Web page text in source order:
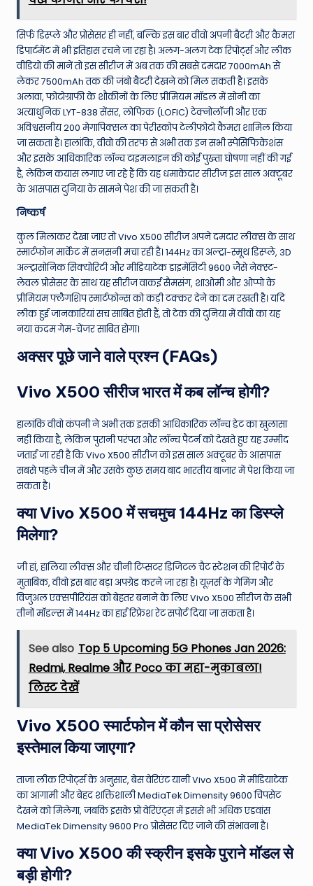
सिर्फ डिस्प्ले और प्रोसेसर ही नहीं, बल्कि इस बार वीवो अपनी बैटरी और कैमरा
डिपार्टमेंट में भी इतिहास रचने जा रहा है। अलग-अलग टेक रिपोर्ट्स और लीक
वीडियो की मानें तो इस सीरीज में अब तक की सबसे दमदार 7000mAh से
लेकर 7500mAh तक की जंबो बैटरी देखने को मिल सकती है।इसके
अलावा, फोटोग्राफी के शौकीनों के लिए प्रीमियम मॉडल में सोनी का
अत्याधुनिक LYT-838 सेंसर, लोफिक (LOFIC) टेक्नोलॉजी और एक
अविश्वसनीय 200 मेगापिक्सल का पेरीस्कोप टेलीफोटो कैमरा शामिल किया
जा सकता है।हालांकि, वीवो की तरफ से अभी तक इन सभी स्पेसिफिकेशंस
और इसके आधिकारिक लॉन्च टाइमलाइन की कोई पुख्ता घोषणा नहीं की गई
है, लेकिन कयास लगाए जा रहे हैं कि यह धमाकेदार सीरीज इस साल अक्टूबर
के आसपास दुनिया के सामने पेश की जा सकती है।
निष्कर्ष
कुल मिलाकर देखा जाए तो Vivo X500 सीरीज अपने दमदार लीक्स के साथ
स्मार्टफोन मार्केट में सनसनी मचा रही है। 144Hz का अल्ट्रा-स्मूथ डिस्प्ले, 3D
अल्ट्रासोनिक सिक्योरिटी और मीडियाटेक डाइमेंसिटी 9600 जैसे नेक्स्ट-
लेवल प्रोसेसर के साथ यह सीरीज वाकई सैमसंग, शाओमी और ओप्पो के
प्रीमियम फ्लैगशिप स्मार्टफोन्स को कड़ी टक्कर देने का दम रखती है। यदि
लीक हुई जानकारियां सच साबित होती हैं, तो टेक की दुनिया में वीवो का यह
नया कदम गेम-चेंजर साबित होगा।
अक्सर पूछे जाने वाले प्रश्न (FAQs)
Vivo X500 सीरीज भारत में कब लॉन्च होगी?
हालांकि वीवो कंपनी ने अभी तक इसकी आधिकारिक लॉन्च डेट का खुलासा
नहीं किया है, लेकिन पुरानी परंपरा और लॉन्च पैटर्न को देखते हुए यह उम्मीद
जताई जा रही है कि Vivo X500 सीरीज को इस साल अक्टूबर के आसपास
सबसे पहले चीन में और उसके कुछ समय बाद भारतीय बाजार में पेश किया जा
सकता है।
क्या Vivo X500 में सचमुच 144Hz का डिस्प्ले
मिलेगा?
जी हां, हालिया लीक्स और चीनी टिप्सटर डिजिटल चैट स्टेशन की रिपोर्ट के
मुताबिक, वीवो इस बार बड़ा अपग्रेड करने जा रहा है। यूज़र्स के गेमिंग और
विजुअल एक्सपीरियंस को बेहतर बनाने के लिए Vivo X500 सीरीज के सभी
तीनों मॉडल्स में 144Hz का हाई रिफ्रेश रेट सपोर्ट दिया जा सकता है।
See also Top 5 Upcoming 5G Phones Jan 2026:
Redmi, Realme और Poco का महा-मुकाबला!
लिस्ट देखें
Vivo X500 स्मार्टफोन में कौन सा प्रोसेसर
इस्तेमाल किया जाएगा?
ताजा लीक रिपोर्ट्स के अनुसार, बेस वेरिएंट यानी Vivo X500 में मीडियाटेक
का आगामी और बेहद शक्तिशाली MediaTek Dimensity 9600 चिपसेट
देखने को मिलेगा, जबकि इसके प्रो वेरिएंट्स में इससे भी अधिक एडवांस
MediaTek Dimensity 9600 Pro प्रोसेसर दिए जाने की संभावना है।
क्या Vivo X500 की स्क्रीन इसके पुराने मॉडल से
बड़ी होगी?